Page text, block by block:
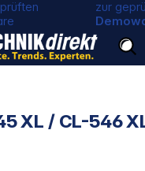
zur
XL / CL-546